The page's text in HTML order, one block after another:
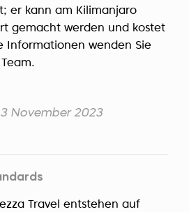
er kann am Kilimanjaro
gemacht werden und kostet
Informationen wenden Sie
November 2023
Travel entstehen auf